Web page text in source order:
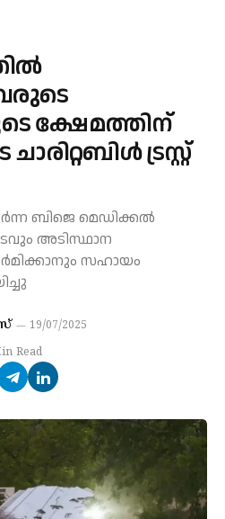
ക്ഷേമത്തിന്
ട്രസ്റ്റ്
ബിജെ മെഡിക്കൽ
അടിസ്ഥാന
സഹായം
19/07/2025
Read